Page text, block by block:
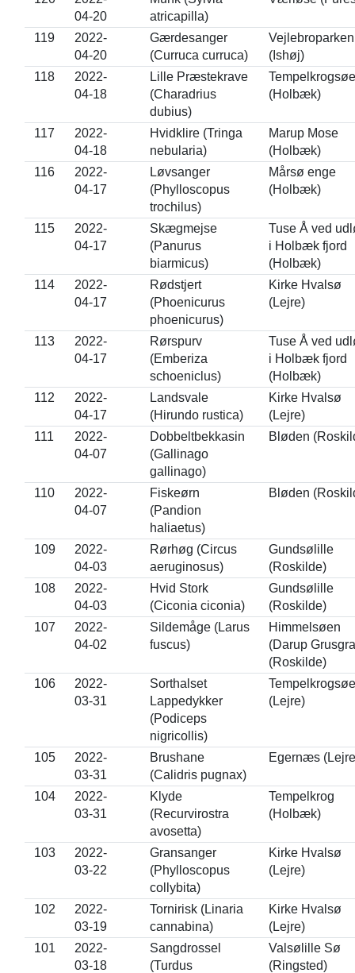
04-20
atricapilla)
119
2022-
04-20
Gærdesanger
(Curruca curruca)
Vejlebroparken
(Ishøj)
118
2022-
04-18
Lille Præstekrave
(Charadrius
dubius)
(Holbæk)
117
2022-
04-18
Hvidklire (Tringa
nebularia)
Marup Mose
(Holbæk)
116
2022-
04-17
Løvsanger
(Phylloscopus
trochilus)
Mårsø enge
(Holbæk)
115
2022-
04-17
Skægmejse
(Panurus
biarmicus)
Tuse Å ved
i Holbæk fjord
(Holbæk)
114
2022-
04-17
Rødstjert
(Phoenicurus
phoenicurus)
Kirke Hvalsø
(Lejre)
113
2022-
04-17
Rørspurv
(Emberiza
schoeniclus)
Tuse Å ved
i Holbæk fjord
(Holbæk)
112
2022-
04-17
Landsvale
(Hirundo rustica)
Kirke Hvalsø
(Lejre)
111
2022-
04-07
Dobbeltbekkasin
(Gallinago
gallinago)
Bløden
110
2022-
04-07
Fiskeørn
(Pandion
haliaetus)
Bløden
109
2022-
04-03
Rørhøg (Circus
aeruginosus)
Gundsølille
(Roskilde)
108
2022-
04-03
Hvid Stork
(Ciconia ciconia)
Gundsølille
(Roskilde)
107
2022-
04-02
Sildemåge (Larus
fuscus)
Himmelsøen
(Darup
(Roskilde)
106
2022-
03-31
Sorthalset
Lappedykker
(Podiceps
nigricollis)
(Lejre)
105
2022-
03-31
Brushane
(Calidris pugnax)
Egernæs
104
2022-
03-31
Klyde
(Recurvirostra
avosetta)
Tempelkrog
(Holbæk)
103
2022-
03-22
Gransanger
(Phylloscopus
collybita)
Kirke Hvalsø
(Lejre)
102
2022-
03-19
Tornirisk (Linaria
cannabina)
Kirke Hvalsø
(Lejre)
101
2022-
03-18
Sangdrossel
(Turdus
Valsølille Sø
(Ringsted)